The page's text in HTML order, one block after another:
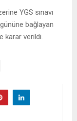
YGS sınavı
bağlayan
karar verildi.